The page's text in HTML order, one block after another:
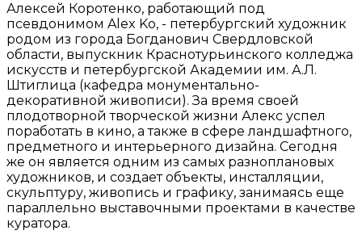
Алексей Коротенко, работающий под
псевдонимом Alex Ko, - петербургский художник
родом из города Богданович Свердловской
области, выпускник Краснотурьинского колледжа
искусств и петербургской Академии им. А.Л.
Штиглица (кафедра монументально-
декоративной живописи). За время своей
плодотворной творческой жизни Алекс успел
поработать в кино, а также в сфере ландшафтного,
предметного и интерьерного дизайна. Сегодня
же он является одним из самых разноплановых
художников, и создает объекты, инсталляции,
скульптуру, живопись и графику, занимаясь еще
параллельно выставочными проектами в качестве
куратора.